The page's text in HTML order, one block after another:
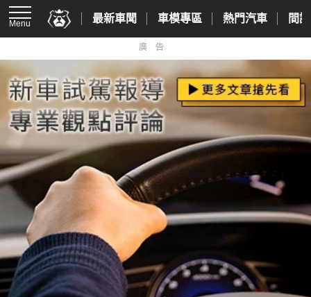
Menu 最新車聞 車模專區 熱門汽車 間
廣告